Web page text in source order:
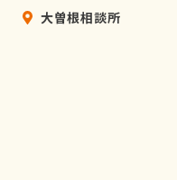
大曽根相談所